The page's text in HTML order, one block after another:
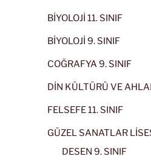
BİYOLOJİ 11. SINIF
BİYOLOJİ 9. SINIF
COĞRAFYA 9. SINIF
DİN KÜLTÜRÜ VE
FELSEFE 11. SINIF
GÜZEL SANATLAR
DESEN 9. SINIF